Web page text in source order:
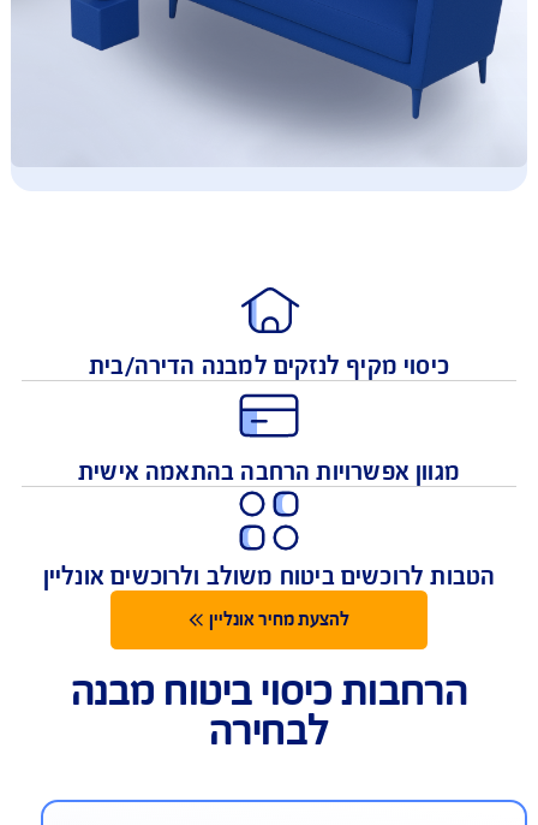
כיסוי מקיף לנזקים למבנה הדירה/בית
מגוון אפשרויות הרחבה בהתאמה אישית
לרוכשים ביטוח משולב ולרוכשים אונליין